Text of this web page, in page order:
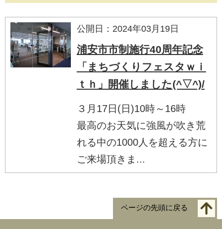
公開日：2024年03月19日
浦安市市制施行40周年記念
「まちづくりフェスタｗｉ
ｔｈ」開催しました(^▽^)/
３月17日(日)10時～16時
最高のお天気に強風が吹き荒
れる中の1000人を超える方に
ご来場頂きま...
ページの先頭に戻る